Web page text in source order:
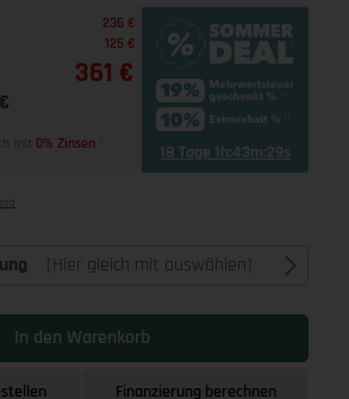
236 €
125 €
361 €
mit 0% Zinsen 18 Tage 1h:43m:28s
(Hier gleich mit auswählen)
In den Warenkorb
Finanzierung berechnen